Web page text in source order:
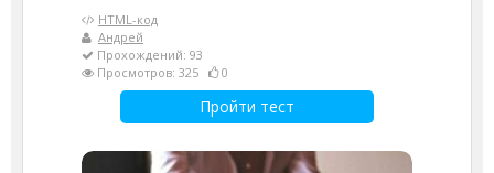
HTML-код
Андрей
Прохождений: 93
Просмотров: 325
0
Пройти тест